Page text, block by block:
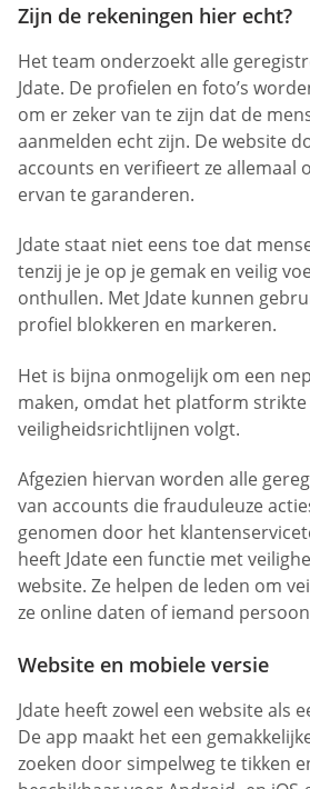
Zijn de rekeningen hier echt?
Het team onderzoekt alle
Jdate. De profielen en foto’s
om er zeker van te zijn dat de
aanmelden echt zijn. De website
accounts en verifieert ze allemaal
ervan te garanderen.
Jdate staat niet eens toe dat
tenzij je je op je gemak en veilig
onthullen. Met Jdate kunnen
profiel blokkeren en markeren.
Het is bijna onmogelijk om een
maken, omdat het platform strikte
veiligheidsrichtlijnen volgt.
Afgezien hiervan worden alle
van accounts die frauduleuze
genomen door het
heeft Jdate een functie met
website. Ze helpen de leden om
ze online daten of iemand
Website en mobiele versie
Jdate heeft zowel een website als
De app maakt het een
zoeken door simpelweg te tikken